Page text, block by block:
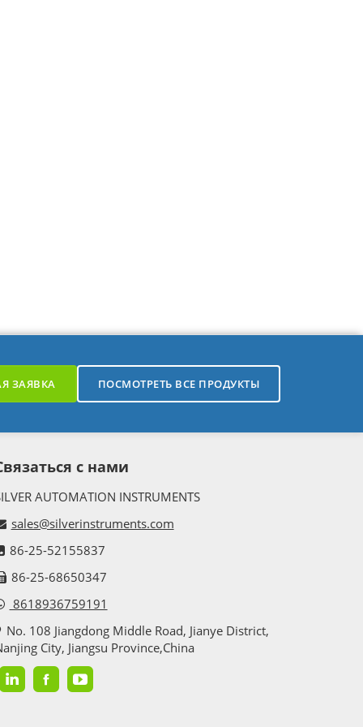
ЗАЯВКА ПОСМОТРЕТЬ ВСЕ ПРОДУКТЫ
с нами
AUTOMATION INSTRUMENTS
sales@silverinstruments.com
86-25-52155837
86-25-68650347
8618936759191
No. 108 Jiangdong Middle Road, Jianye District,
City, Jiangsu Province,China